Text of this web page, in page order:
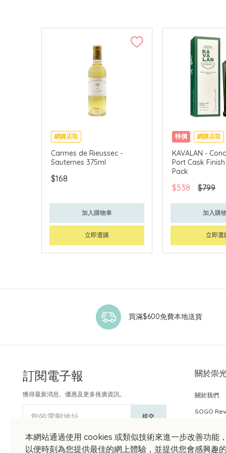
網購店取
Carmes de Rieussec -
Sauternes 375ml
$168
加入購物車
立即選購
特價 網購店取
KAVALAN -
Port Cask
Pack
$538 $799
加入購
立即選
本網站通過使用 cookies 或類似技術來進一步改善功能
以便時刻為您提供最佳的網上體驗，並提供您會感興趣
買滿$600免費本地送貨
訂閱電子報
獲得最新消息、優惠及更多推廣資訊。
您的電郵地址 提交
關於崇
關於我們
SOGO